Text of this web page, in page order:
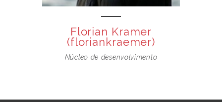
Florian Kramer
(floriankraemer)
Núcleo de desenvolvimento